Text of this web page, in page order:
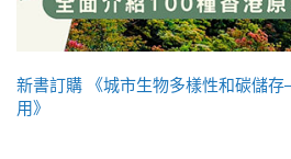
新書訂購 《城市生物多樣性和碳儲
用》